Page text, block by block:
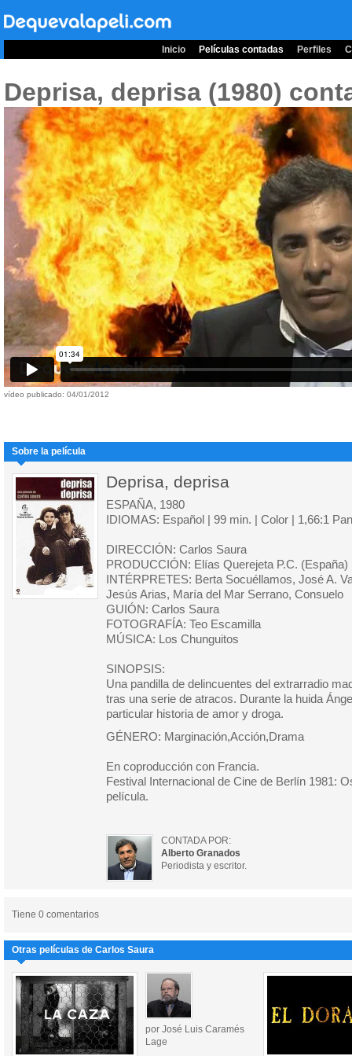
Inicio Películas contadas Perfiles
Deprisa, deprisa (1980)
vídeo publicado: 04/01/2012
Sobre la película
Deprisa, deprisa
ESPAÑA, 1980
IDIOMAS: Español | 99 min. | Color | 1,66:1
DIRECCIÓN: Carlos Saura
PRODUCCIÓN: Elías Querejeta P.C. (España)
INTÉRPRETES: Berta Socuéllamos, José A.
Jesús Arias, María del Mar Serrano, Consuelo
GUIÓN: Carlos Saura
FOTOGRAFÍA: Teo Escamilla
MÚSICA: Los Chunguitos
SINOPSIS:
Una pandilla de delincuentes del extrarradio
tras una serie de atracos. Durante la huida
particular historia de amor y droga.
GÉNERO: Marginación,Acción,Drama
En coproducción con Francia.
Festival Internacional de Cine de Berlín 1981:
película.
CONTADA POR:
Alberto Granados
Periodista y escritor.
Tiene 0 comentarios
Otras películas de Carlos Saura
por José Luis Caramés
Lage